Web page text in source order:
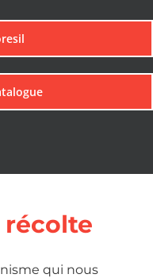
récolte
qui nous